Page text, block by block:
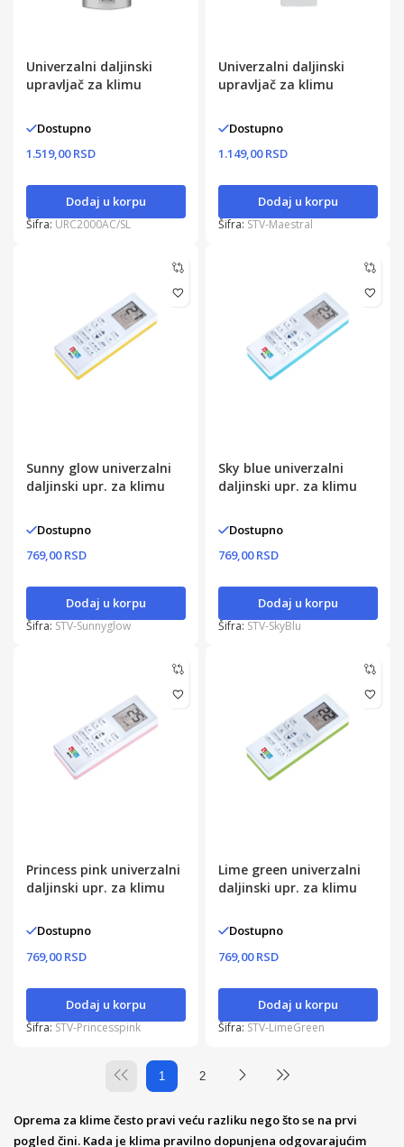
Univerzalni daljinski
upravljač za klimu
Dostupno
1.519,00 RSD
Dodaj u korpu
Šifra: URC2000AC/SL
Univerzalni daljinski
upravljač za klimu
Dostupno
1.149,00 RSD
Dodaj u korpu
Šifra: STV-Maestral
Sunny glow univerzalni
daljinski upr. za klimu
Dostupno
769,00 RSD
Dodaj u korpu
Šifra: STV-Sunnyglow
Sky blue univerzalni
daljinski upr. za klimu
Dostupno
769,00 RSD
Dodaj u korpu
Šifra: STV-SkyBlu
Princess pink univerzalni
daljinski upr. za klimu
Dostupno
769,00 RSD
Dodaj u korpu
Šifra: STV-Princesspink
Lime green univerzalni
daljinski upr. za klimu
Dostupno
769,00 RSD
Dodaj u korpu
Šifra: STV-LimeGreen
1 2
Oprema za klime često pravi veću razliku nego što se na prvi
pogled čini. Kada je klima pravilno dopunjena odgovarajućim